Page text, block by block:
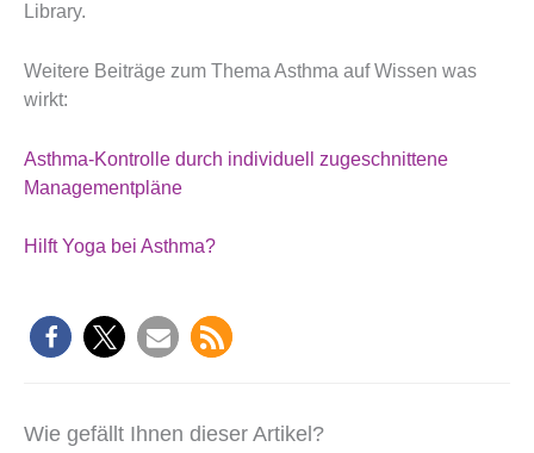
Library.
Weitere Beiträge zum Thema Asthma auf Wissen was
wirkt:
Asthma-Kontrolle durch individuell zugeschnittene
Managementpläne
Hilft Yoga bei Asthma?
Wie gefällt Ihnen dieser Artikel?